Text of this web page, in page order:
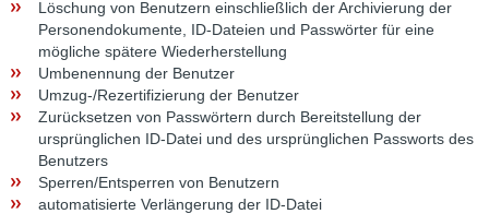
Löschung von Benutzern einschließlich der Archivierung der
Personendokumente, ID-Dateien und Passwörter für eine
mögliche spätere Wiederherstellung
Umbenennung der Benutzer
Umzug-/Rezertifizierung der Benutzer
Zurücksetzen von Passwörtern durch Bereitstellung der
ursprünglichen ID-Datei und des ursprünglichen Passworts des
Benutzers
Sperren/Entsperren von Benutzern
automatisierte Verlängerung der ID-Datei